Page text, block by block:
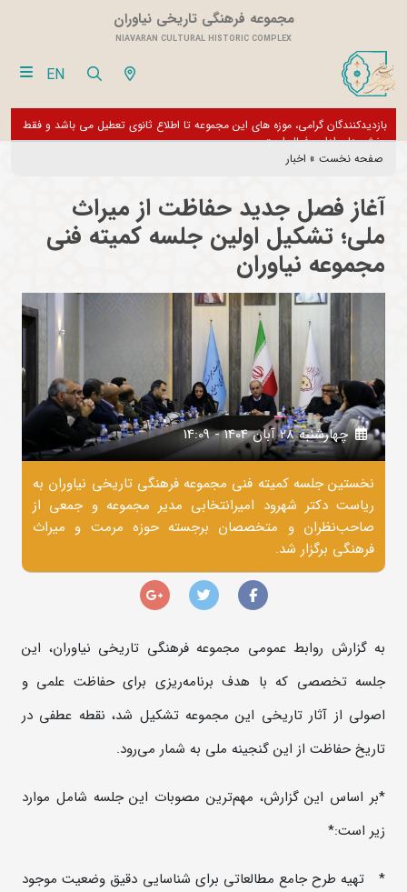
مجموعه فرهنگی تاریخی نیاوران
NIAVARAN CULTURAL HISTORIC COMPLEX
EN
بازدیدکنندگان گرامی، موزه های این مجموعه تا اطلاع ثانوی تعطیل می باشد و فقط
بخش های اداری فعال است
صفحه نخست » اخبار
آغاز فصل جدید حفاظت از میراث
ملی؛ تشکیل اولین جلسه کمیته فنی
مجموعه نیاوران
چهارشنبه 28 آبان 1404 - 14:09
نخستین جلسه کمیته فنی مجموعه فرهنگی تاریخی نیاوران به
ریاست دکتر شهرود امیرانتخابی مدیر مجموعه و جمعی از
صاحب‌نظران و متخصصان برجسته حوزه مرمت و میراث
فرهنگی برگزار شد.
به گزارش روابط عمومی مجموعه فرهنگی تاریخی نیاوران، این
جلسه تخصصی که با هدف برنامه‌ریزی برای حفاظت علمی و
اصولی از آثار تاریخی این مجموعه تشکیل شد، نقطه عطفی در
تاریخ حفاظت از این گنجینه ملی به شمار می‌رود.
*بر اساس این گزارش، مهم‌ترین مصوبات این جلسه شامل موارد
زیر است:*
* تهیه طرح جامع مطالعاتی برای شناسایی دقیق وضعیت موجود